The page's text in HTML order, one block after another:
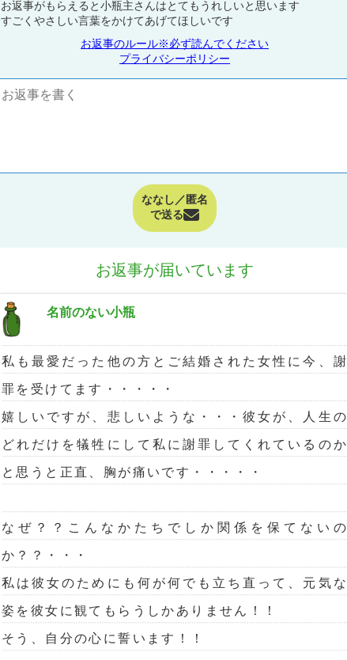
お返事がもらえると小瓶主さんはとてもうれしいと思います
すごくやさしい言葉をかけてあげてほしいです
お返事のルール※必ず読んでください
プライバシーポリシー
ななし／匿名
で送る
お返事が届いています
名前のない小瓶
私も最愛だった他の方とご結婚された女性に今、謝
罪を受けてます・・・・・
嬉しいですが、悲しいような・・・彼女が、人生の
どれだけを犠牲にして私に謝罪してくれているのか
と思うと正直、胸が痛いです・・・・・
なぜ？？こんなかたちでしか関係を保てないの
か？？・・・
私は彼女のためにも何が何でも立ち直って、元気な
姿を彼女に観てもらうしかありません！！
そう、自分の心に誓います！！